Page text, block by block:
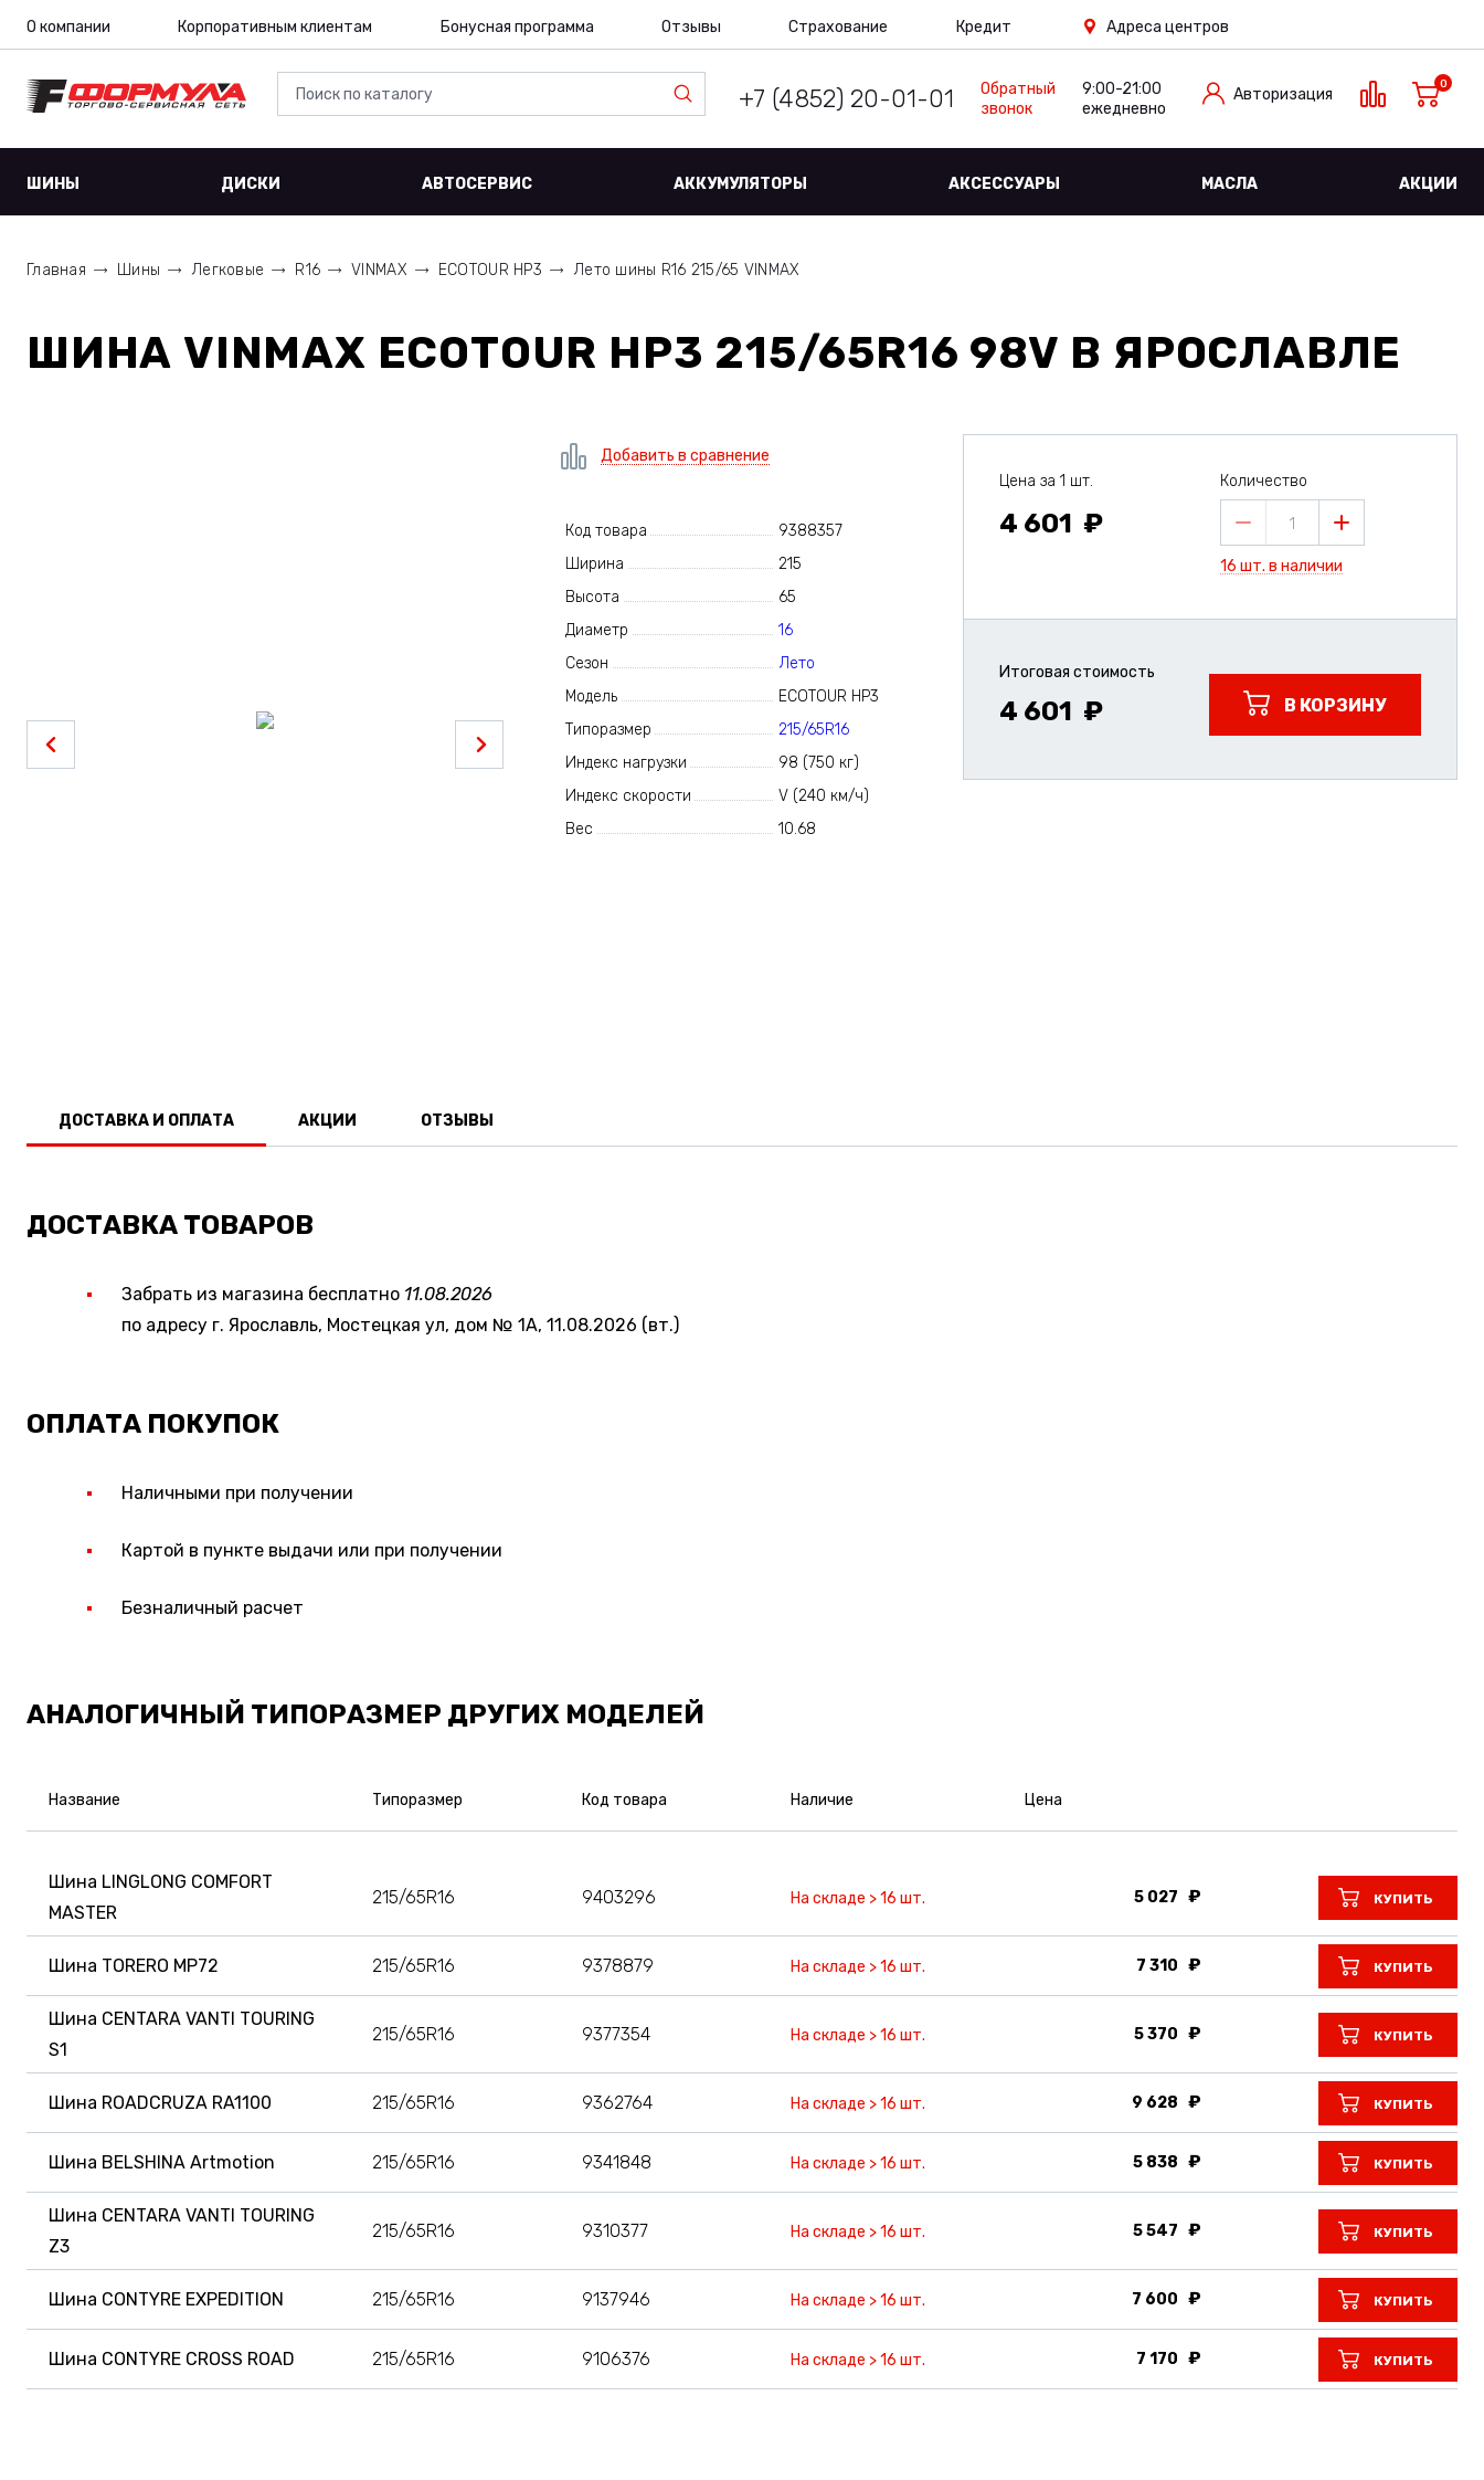
О компании Корпоративным клиентам Бонусная программа Отзывы Страхование Кредит Адреса центров
+7 (4852) 20-01-01
Обратный
звонок
9:00-21:00
ежедневно
Авторизация
0
ШИНЫ ДИСКИ АВТОСЕРВИС АККУМУЛЯТОРЫ АКСЕССУАРЫ МАСЛА АКЦИИ
Главная Шины Легковые R16 VINMAX ECOTOUR HP3 Лето шины R16 215/65 VINMAX
ШИНА VINMAX ECOTOUR HP3 215/65R16 98V В ЯРОСЛАВЛЕ
Добавить в сравнение
Код товара
9388357
Ширина
215
Высота
65
Диаметр
16
Сезон
Лето
Модель
ECOTOUR HP3
Типоразмер
215/65R16
Индекс нагрузки
98 (750 кг)
Индекс скорости
V (240 км/ч)
Вес
10.68
Цена за 1 шт.
4 601
Количество
1
16 шт. в наличии
Итоговая стоимость
4 601 В КОРЗИНУ
ДОСТАВКА И ОПЛАТА АКЦИИ ОТЗЫВЫ
ДОСТАВКА ТОВАРОВ
Забрать из магазина бесплатно 11.08.2026
по адресу г. Ярославль, Мостецкая ул, дом № 1А, 11.08.2026 (вт.)
ОПЛАТА ПОКУПОК
Наличными при получении
Картой в пункте выдачи или при получении
Безналичный расчет
АНАЛОГИЧНЫЙ ТИПОРАЗМЕР ДРУГИХ МОДЕЛЕЙ
Название Типоразмер Код товара Наличие Цена
Шина LINGLONG COMFORT
MASTER
215/65R16 9403296 На складе > 16 шт. 5 027 КУПИТЬ
Шина TORERO MP72 215/65R16 9378879 На складе > 16 шт. 7 310 КУПИТЬ
Шина CENTARA VANTI TOURING
S1
215/65R16 9377354 На складе > 16 шт. 5 370 КУПИТЬ
Шина ROADCRUZA RA1100 215/65R16 9362764 На складе > 16 шт. 9 628 КУПИТЬ
Шина BELSHINA Artmotion 215/65R16 9341848 На складе > 16 шт. 5 838 КУПИТЬ
Шина CENTARA VANTI TOURING
Z3
215/65R16 9310377 На складе > 16 шт. 5 547 КУПИТЬ
Шина CONTYRE EXPEDITION 215/65R16 9137946 На складе > 16 шт. 7 600 КУПИТЬ
Шина CONTYRE CROSS ROAD 215/65R16 9106376 На складе > 16 шт. 7 170 КУПИТЬ